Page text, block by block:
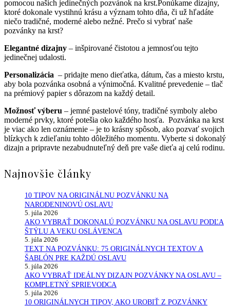
pomocou našich jedinečných pozvánok na krst.Ponúkame dizajny,
ktoré dokonale vystihnú krásu a význam tohto dňa, či už hľadáte
niečo tradičné, moderné alebo nežné. Prečo si vybrať naše
pozvánky na krst?
Elegantné dizajny – inšpirované čistotou a jemnosťou tejto
jedinečnej udalosti.
Personalizácia – pridajte meno dieťatka, dátum, čas a miesto krstu,
aby bola pozvánka osobná a výnimočná. Kvalitné prevedenie – tlač
na prémiový papier s dôrazom na každý detail.
Možnosť výberu – jemné pastelové tóny, tradičné symboly alebo
moderné prvky, ktoré potešia oko každého hosťa. Pozvánka na krst
je viac ako len oznámenie – je to krásny spôsob, ako pozvať svojich
blízkych k zdieľaniu tohto dôležitého momentu. Vyberte si dokonalý
dizajn a pripravte nezabudnuteľný deň pre vaše dieťa aj celú rodinu.
Najnovšie články
10 TIPOV NA ORIGINÁLNU POZVÁNKU NA
NARODENINOVÚ OSLAVU
5. júla 2026
AKO VYBRAŤ DOKONALÚ POZVÁNKU NA OSLAVU PODĽA
ŠTÝLU A VEKU OSLÁVENCA
5. júla 2026
TEXT NA POZVÁNKU: 75 ORIGINÁLNYCH TEXTOV A
ŠABLÓN PRE KAŽDÚ OSLAVU
5. júla 2026
AKO VYBRAŤ IDEÁLNY DIZAJN POZVÁNKY NA OSLAVU –
KOMPLETNÝ SPRIEVODCA
5. júla 2026
10 ORIGINÁLNYCH TIPOV, AKO UROBIŤ Z POZVÁNKY